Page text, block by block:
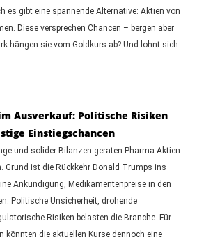
es gibt eine spannende Alternative: Aktien von
Diese versprechen Chancen – bergen aber
hängen sie vom Goldkurs ab? Und lohnt sich
Ausverkauf: Politische Risiken
Einstiegschancen
und solider Bilanzen geraten Pharma-Aktien
Grund ist die Rückkehr Donald Trumps ins
Ankündigung, Medikamentenpreise in den
Politische Unsicherheit, drohende
Risiken belasten die Branche. Für
könnten die aktuellen Kurse dennoch eine